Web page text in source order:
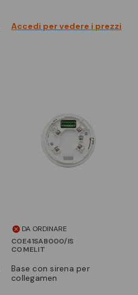
Accedi per vedere i prezzi
DA ORDINARE
COE41SAB000/IS
COMELIT
base con sirena per
collegamen